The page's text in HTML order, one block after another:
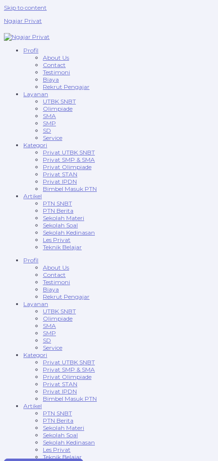
Skip to content
Ngajar Privat
Profil
About Us
Contact
Testimoni
Biaya
Rekrut Pengajar
Layanan
UTBK SNBT
Olimpiade
SMA
SMP
SD
Service
Kategori
Privat UTBK SNBT
Privat SMP & SMA
Privat Olimpiade
Privat STAN
Privat IPDN
Bimbel Masuk PTN
Artikel
PTN SNBT
PTN Berita
Sekolah Materi
Sekolah Soal
Sekolah Kedinasan
Les Privat
Teknik Belajar
Profil
About Us
Contact
Testimoni
Biaya
Rekrut Pengajar
Layanan
UTBK SNBT
Olimpiade
SMA
SMP
SD
Service
Kategori
Privat UTBK SNBT
Privat SMP & SMA
Privat Olimpiade
Privat STAN
Privat IPDN
Bimbel Masuk PTN
Artikel
PTN SNBT
PTN Berita
Sekolah Materi
Sekolah Soal
Sekolah Kedinasan
Les Privat
Teknik Belajar